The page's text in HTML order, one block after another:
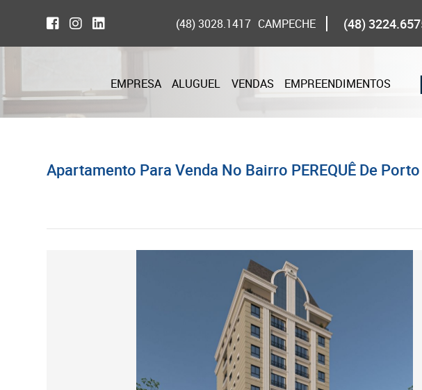
(48) 3028.1417 CAMPECHE (48)
EMPRESA ALUGUEL VENDAS EMPREENDIMENTOS
Apartamento Para Venda No Bairro PEREQUÊ De